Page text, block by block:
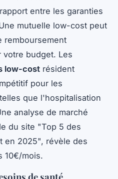
entre les garanties
mutuelle low-cost peut
remboursement
votre budget. Les
low-cost résident
pour les
que l'hospitalisation
analyse de marché
du site "Top 5 des
en 2025", révèle des
10€/mois.